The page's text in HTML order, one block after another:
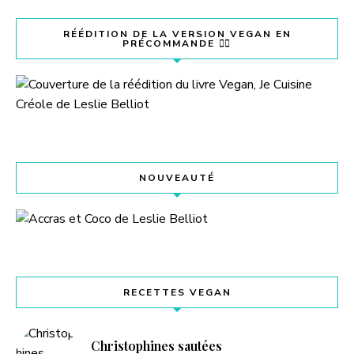
RÉÉDITION DE LA VERSION VEGAN EN
PRÉCOMMANDE 👇🏽
NOUVEAUTÉ
RECETTES VEGAN
Christophines sautées